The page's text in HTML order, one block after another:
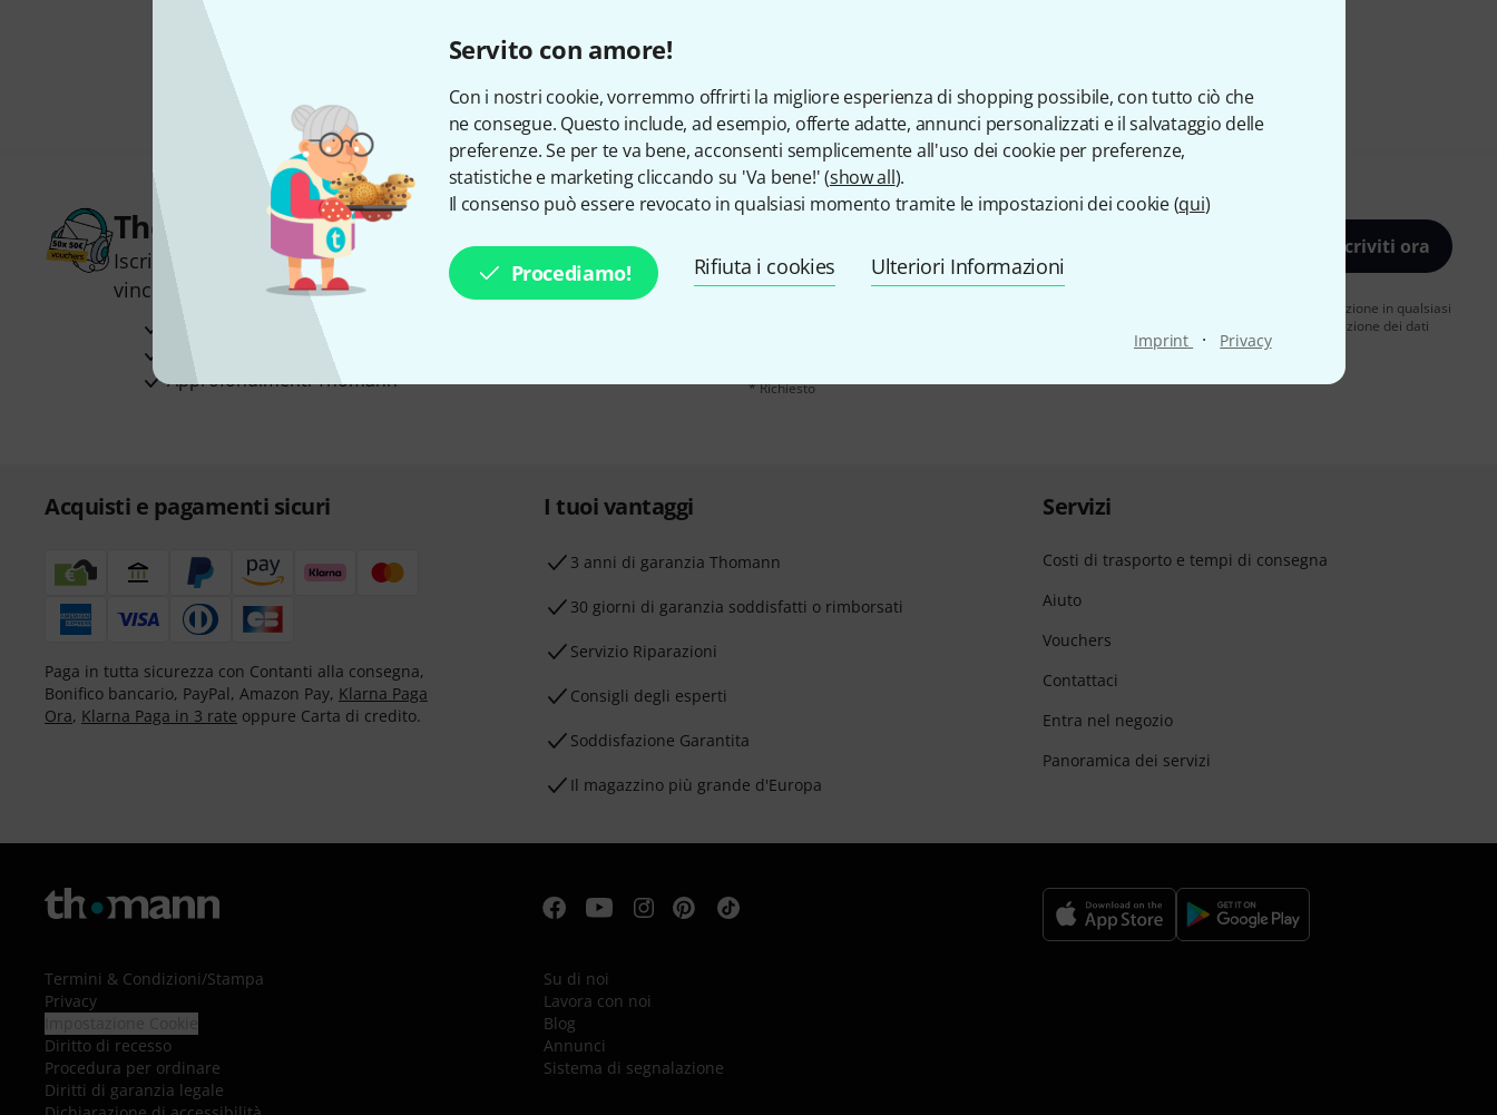
Servito con amore!
Con i nostri cookie, vorremmo offrirti la migliore esperienza di shopping possibile, con tutto ciò che
ne consegue. Questo include, ad esempio, offerte adatte, annunci personalizzati e il salvataggio delle
preferenze. Se per te va bene, acconsenti semplicemente all'uso dei cookie per preferenze,
statistiche e marketing cliccando su 'Va bene!' (show all).
Il consenso può essere revocato in qualsiasi momento tramite le impostazioni dei cookie (qui)
Procediamo! Rifiuta i cookies Ulteriori Informazioni
Imprint · Privacy
Condividi
Thomann Newsletter
Iscriviti alla newsletter di Thomann, e con un po' di fortuna potrai
vincere uno dei 50 buoni del valore di 50 euro ciascuno!
Contributi d'ispirazione
Approfondimenti Thomann
Iscriviti ora
Cliccando su "Iscriviti ora", lei accetta di ricevere pubblicità via e-mail. È possibile annullare l'iscrizione in qualsiasi
momento. Può trovare ulteriori informazioni sulla newsletter nelle nostre linee guida per la protezione dei dati
* Richiesto
Acquisti e pagamenti sicuri
Paga in tutta sicurezza con Contanti alla consegna,
Bonifico bancario, PayPal, Amazon Pay, Klarna Paga
Ora, Klarna Paga in 3 rate oppure Carta di credito.
I tuoi vantaggi
3 anni di garanzia Thomann
30 giorni di garanzia soddisfatti o rimborsati
Servizio Riparazioni
Consigli degli esperti
Soddisfazione Garantita
Il magazzino più grande d'Europa
Servizi
Costi di trasporto e tempi di consegna
Aiuto
Vouchers
Contattaci
Entra nel negozio
Panoramica dei servizi
Termini & Condizioni/Stampa
Privacy
Diritto di recesso
Procedura per ordinare
Diritti di garanzia legale
Su di noi
Lavora con noi
Blog
Annunci
Sistema di segnalazione